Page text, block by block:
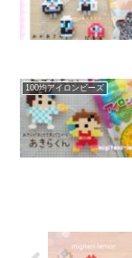
100均アイロンビーズ